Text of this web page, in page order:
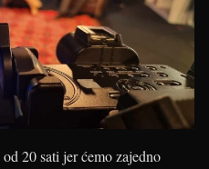
20 sati jer ćemo zajedno